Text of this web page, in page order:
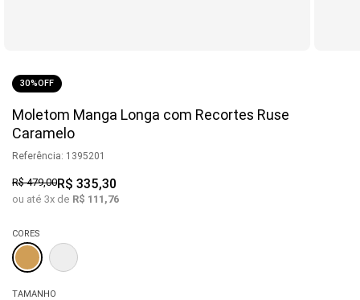
30%OFF
Moletom Manga Longa com Recortes Ruse
Caramelo
Referência: 1395201
R$479,00R$ 335,30
ou até 3x de R$ 111,76
CORES
TAMANHO